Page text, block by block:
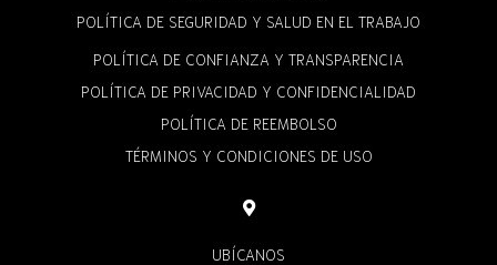
POLÍTICA DE SEGURIDAD Y SALUD EN EL TRABAJO
POLÍTICA DE CONFIANZA Y TRANSPARENCIA
POLÍTICA DE PRIVACIDAD Y CONFIDENCIALIDAD
POLÍTICA DE REEMBOLSO
TÉRMINOS Y CONDICIONES DE USO
UBÍCANOS